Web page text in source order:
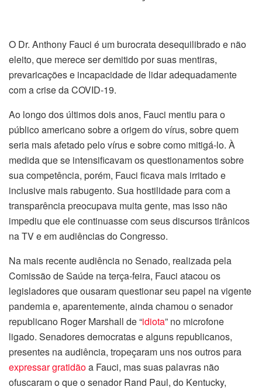
O Dr. Anthony Fauci é um burocrata desequilibrado e não
eleito, que merece ser demitido por suas mentiras,
prevaricações e incapacidade de lidar adequadamente
com a crise da COVID-19.
Ao longo dos últimos dois anos, Fauci mentiu para o
público americano sobre a origem do vírus, sobre quem
seria mais afetado pelo vírus e sobre como mitigá-lo. À
medida que se intensificavam os questionamentos sobre
sua competência, porém, Fauci ficava mais irritado e
inclusive mais rabugento. Sua hostilidade para com a
transparência preocupava muita gente, mas isso não
impediu que ele continuasse com seus discursos tirânicos
na TV e em audiências do Congresso.
Na mais recente audiência no Senado, realizada pela
Comissão de Saúde na terça-feira, Fauci atacou os
legisladores que ousaram questionar seu papel na vigente
pandemia e, aparentemente, ainda chamou o senador
republicano Roger Marshall de “idiota” no microfone
ligado. Senadores democratas e alguns republicanos,
presentes na audiência, tropeçaram uns nos outros para
expressar gratidãoa Fauci, mas suas palavras não
ofuscaram o que o senador Rand Paul, do Kentucky,